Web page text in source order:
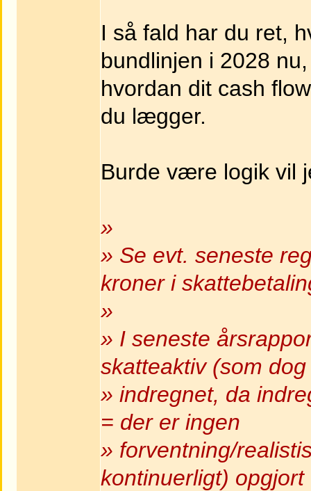
I så fald har du ret,
bundlinjen i 2028
hvordan dit cash
du lægger.
Burde være logik vil
»
» Se evt. seneste
kroner i
»
» I seneste
skatteaktiv (som
» indregnet, da
= der er ingen
» forventning/
kontinuerligt) opgjort